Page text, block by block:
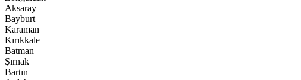
Aksaray
Bayburt
Karaman
Kırıkkale
Batman
Şırnak
Bartın